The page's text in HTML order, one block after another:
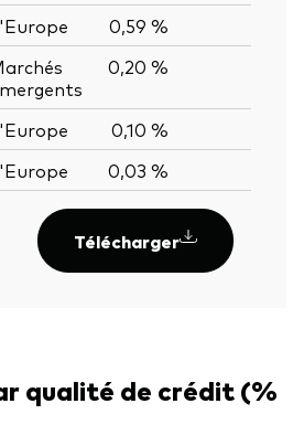
0,59 %
0,20 %
0,10 %
0,03 %
Télécharger
qualité de crédit (%